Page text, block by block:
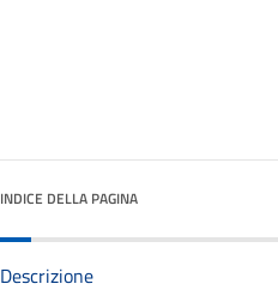
INDICE DELLA PAGINA
Descrizione